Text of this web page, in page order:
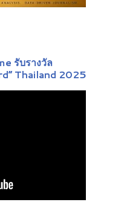
รับรางวัล
Thailand 2025